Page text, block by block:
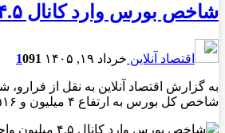
شاخص بورس وارد کانال ۴.۵ میلیون واحد شد
اقتصاد آنلاین خرداد ۱۹, ۱۴۰۵ 1091
شاخص کل بورس به ارتفاع ۴ میلیون و ۵۱۶ هزار واحد صعود کرده است.